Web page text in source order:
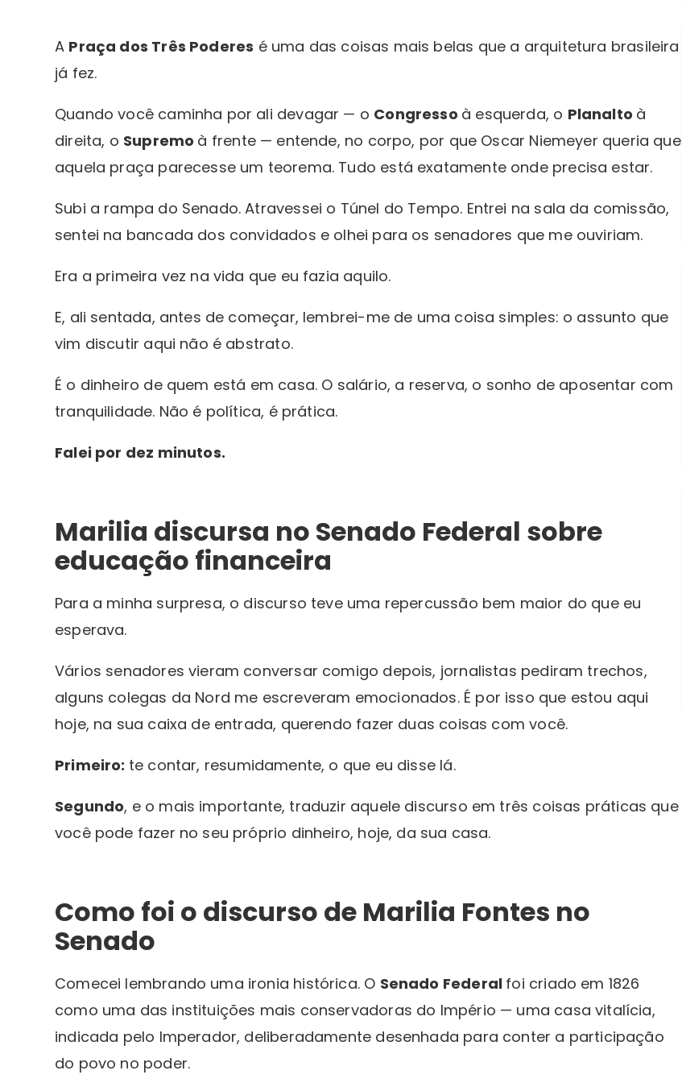
A Praça dos Três Poderes é uma das coisas mais belas que a arquitetura brasileira
já fez.
Quando você caminha por ali devagar — o Congresso à esquerda, o Planalto à
direita, o Supremo à frente — entende, no corpo, por que Oscar Niemeyer queria que
aquela praça parecesse um teorema. Tudo está exatamente onde precisa estar.
Subi a rampa do Senado. Atravessei o Túnel do Tempo. Entrei na sala da comissão,
sentei na bancada dos convidados e olhei para os senadores que me ouviriam.
Era a primeira vez na vida que eu fazia aquilo.
E, ali sentada, antes de começar, lembrei-me de uma coisa simples: o assunto que
vim discutir aqui não é abstrato.
É o dinheiro de quem está em casa. O salário, a reserva, o sonho de aposentar com
tranquilidade. Não é política, é prática.
Falei por dez minutos.
Marilia discursa no Senado Federal sobre
educação financeira
Para a minha surpresa, o discurso teve uma repercussão bem maior do que eu
esperava.
Vários senadores vieram conversar comigo depois, jornalistas pediram trechos,
alguns colegas da Nord me escreveram emocionados. É por isso que estou aqui
hoje, na sua caixa de entrada, querendo fazer duas coisas com você.
Primeiro: te contar, resumidamente, o que eu disse lá.
Segundo, e o mais importante, traduzir aquele discurso em três coisas práticas que
você pode fazer no seu próprio dinheiro, hoje, da sua casa.
Como foi o discurso de Marilia Fontes no
Senado
Comecei lembrando uma ironia histórica. O Senado Federal foi criado em 1826
como uma das instituições mais conservadoras do Império — uma casa vitalícia,
indicada pelo Imperador, deliberadamente desenhada para conter a participação
do povo no poder.